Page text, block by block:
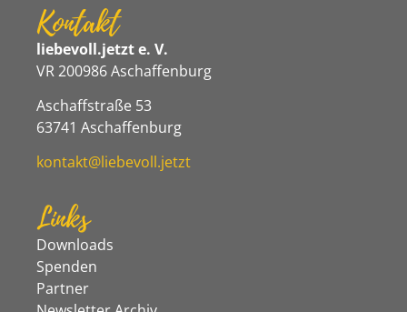
Kontakt
liebevoll.jetzt e. V.
VR 200986 Aschaffenburg
Aschaffstraße 53
63741 Aschaffenburg
kontakt@liebevoll.jetzt
Links
Downloads
Spenden
Partner